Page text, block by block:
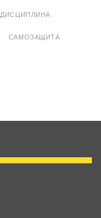
ДИСЦИПЛИНА
САМОЗАЩИТА